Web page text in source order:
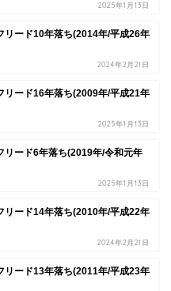
2025年1月13日
リード10年落ち(2014年/平成26年
2024年2月21日
リード16年落ち(2009年/平成21年
2025年1月13日
リード6年落ち(2019年/令和元年
2025年1月13日
リード14年落ち(2010年/平成22年
2024年2月21日
リード13年落ち(2011年/平成23年